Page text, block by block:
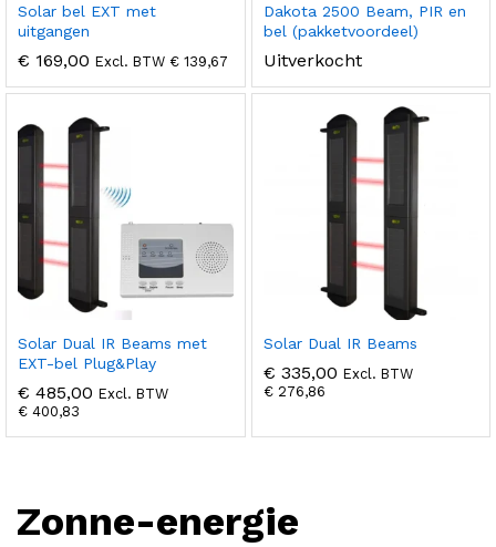
Solar bel EXT met
uitgangen
€ 169,00 Excl. BTW € 139,67
Dakota 2500 Beam, PIR en
bel (pakketvoordeel)
Uitverkocht
Solar Dual IR Beams met
EXT-bel Plug&Play
€ 485,00 Excl. BTW
€ 400,83
Solar Dual IR Beams
€ 335,00 Excl. BTW
€276,86
Zonne-energie